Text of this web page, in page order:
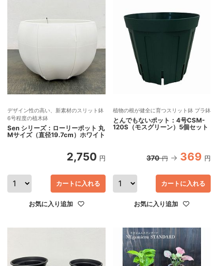
デザイン性の高い、新素材のスリット鉢
6号程度の植木鉢
Sen シリーズ：ローリーポット 丸
Mサイズ（直径19.7cm）ホワイト
2,750 円
カートに入れる
お気に入り追加
植物の根が健全に育つスリット鉢 プラ鉢
とんでもないポット：4号CSM-
120S（モスグリーン）5個セット
370 円 369 円
カートに入れる
お気に入り追加